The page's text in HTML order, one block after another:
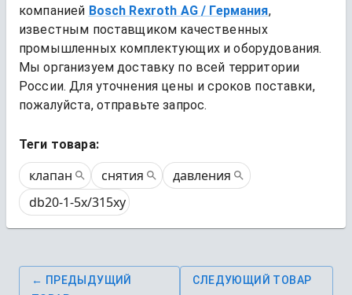
компанией Bosch Rexroth AG / Германия,
известным поставщиком качественных
промышленных комплектующих и оборудования.
Мы организуем доставку по всей территории
России. Для уточнения цены и сроков поставки,
пожалуйста, отправьте запрос.
Теги товара:
клапан снятия
давления
db20-1-5x/315xy
← ПРЕДЫДУЩИЙ
СЛЕДУЮЩИЙ ТОВАР